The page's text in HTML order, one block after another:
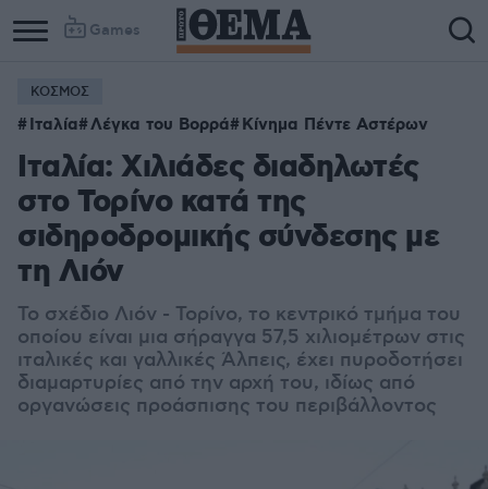
Games
ΚΟΣΜΟΣ
Ιταλία Λέγκα του Βορρά Κίνημα Πέντε Αστέρων
Ιταλία: Xιλιάδες διαδηλωτές
στο Τορίνο κατά της
σιδηροδρομικής σύνδεσης με
τη Λιόν
Το σχέδιο Λιόν - Τορίνο, το κεντρικό τμήμα του
οποίου είναι μια σήραγγα 57,5 χιλιομέτρων στις
ιταλικές και γαλλικές Άλπεις, έχει πυροδοτήσει
διαμαρτυρίες από την αρχή του, ιδίως από
οργανώσεις προάσπισης του περιβάλλοντος